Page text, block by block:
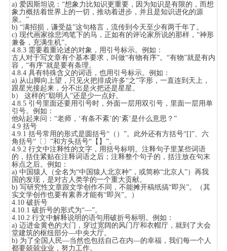
a) 爱因斯坦说：“想象力比知识更重要，因为知识是有限的，而想
象力概括着世界上的一切，推动着进步，并且是知识进化的源
泉。”
b) “满招损，谦受益”这句格言，流传到今天至少有两千年了。
c) 现代画家徐悲鸿笔下的马，正如有的评论家所说的那样，“神形
兼备，充满生机”。
4.8.3 需要着重论述的对象，用引号标示。例如：
古人对于写文章有个基本要求，叫做“有物有序”。“有物”就是有内
容，“有序”就是要有条理。
4.8.4 具有特殊含义的词语，也用引号标示。例如：
a) 从山脚向上望，只见火把排成许多“之”字形，一直连到天上，
跟星光接起来，分不出是火把还是星星。
b） 这样的“聪明人”还是少一点好。
4.8.5 引号里面还要用引号时，外面一层用双引号，里面一层用单
引号。例如：
他站起来问：“老师，‘有条不紊’的‘紊’是什么意思？”
4.9 括号
4.9.1 括号常用的形式是圆括号“（）”。此外还有方括号“[]”、六
角括号“〔〕”和方头括号“【】”。
4.9.2 行文中注释性的文字，用括号标明。注释句子里某些词语
的，括住紧贴在注释词语之后；注释整个句子的，括注放在句末
标点之后。例如：
a) 中国猿人（全名为“中国猿人北京种”，或简称“北京人”）再我
国的发现，是对古人类学的一个重大贡献。
b) 写研究性文章跟文学创作不同，不能摊开稿纸搞“即兴”。（其
实文学创作也要有素养才能有“即兴”。）
4.10 破折号
4.10.1 破折号的形式为“—”。
4.10.2 行文中解释说明的语句用破折号标明。例如：
a) 迈进金黄色的大门，穿过宽阔的风门厅和衣帽厅，就到了大会
堂建筑的枢纽部分—中央大厅。
b) 为了全国人民—当然也包括自己在内—的幸福，我们每一个人
都要兢兢业业，努力工作。